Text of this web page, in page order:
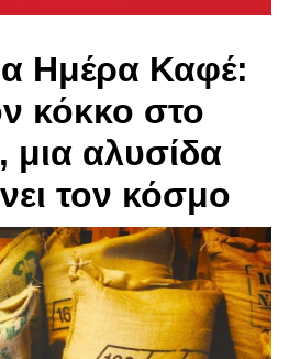
Ημέρα Καφέ:
κόκκο στο
μια αλυσίδα
τον κόσμο